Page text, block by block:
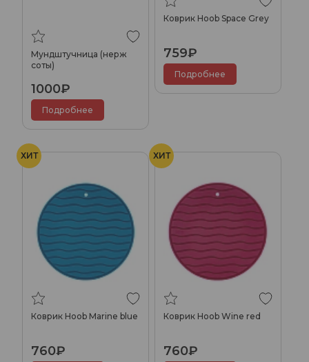
Мундштучница (нерж
соты)
1000₽
Подробнее
Коврик Hoob Space Grey
759₽
Подробнее
ХИТ
Коврик Hoob Marine blue
760₽
ХИТ
Коврик Hoob Wine red
760₽